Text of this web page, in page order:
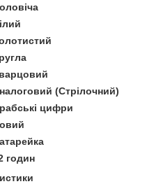
(Стрілочний)
цифри
годин